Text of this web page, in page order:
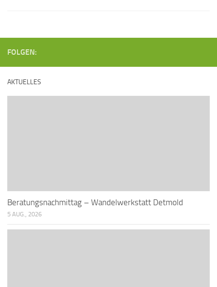
FOLGEN:
AKTUELLES
Beratungsnachmittag – Wandelwerkstatt Detmold
5 AUG., 2026